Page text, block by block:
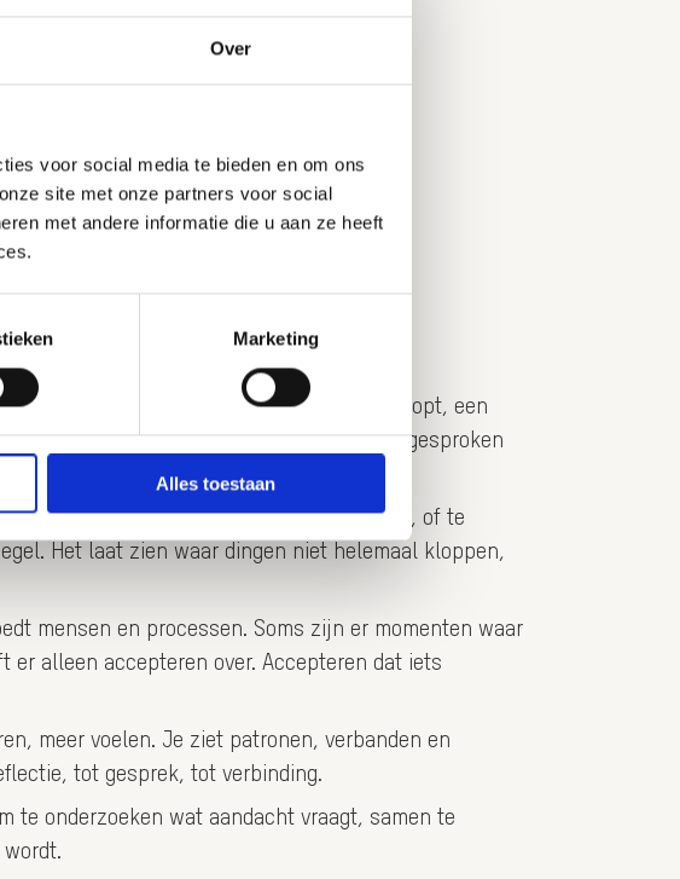
Over
voor social media te bieden en om ons
site met onze partners voor social
met andere informatie die u aan ze heeft
Marketing
Alles toestaan
aanwezig. Een gesprek dat stroef verloopt, een
in de details die je voelt voordat ze uitgesproken
om het weg te duwen, te negeren, of te
Het laat zien waar dingen niet helemaal kloppen,
mensen en processen. Soms zijn er momenten waar
er alleen accepteren over. Accepteren dat iets
meer voelen. Je ziet patronen, verbanden en
tot gesprek, tot verbinding.
te onderzoeken wat aandacht vraagt, samen te